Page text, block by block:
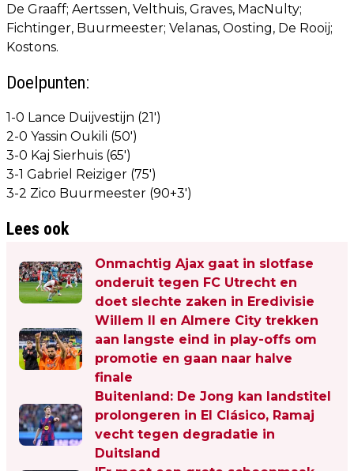
De Graaff; Aertssen, Velthuis, Graves, MacNulty;
Fichtinger, Buurmeester; Velanas, Oosting, De Rooij;
Kostons.
Doelpunten:
1-0 Lance Duijvestijn (21')
2-0 Yassin Oukili (50')
3-0 Kaj Sierhuis (65')
3-1 Gabriel Reiziger (75')
3-2 Zico Buurmeester (90+3')
Lees ook
Onmachtig Ajax gaat in slotfase
onderuit tegen FC Utrecht en
doet slechte zaken in Eredivisie
Willem II en Almere City trekken
aan langste eind in play-offs om
promotie en gaan naar halve
finale
Buitenland: De Jong kan landstitel
prolongeren in El Clásico, Ramaj
vecht tegen degradatie in
Duitsland